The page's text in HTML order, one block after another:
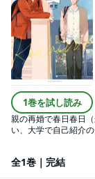
1巻を試し読み
親の再婚で春日春日
い、大学で自己紹介
いることが当たり前
全1巻｜完結